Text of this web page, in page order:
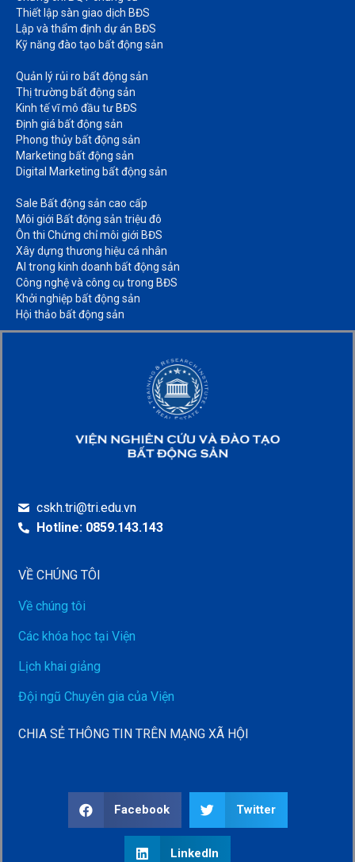
Thiết lập sàn giao dịch BĐS​
Lập và thẩm định dự án BĐS​
Kỹ năng đào tạo bất động sản​
Quản lý rủi ro bất động sản​
Thị trường bất động sản​
Kinh tế vĩ mô đầu tư BĐS​
Định giá bất động sản​
Phong thủy bất động sản​
Marketing bất động sản​
Digital Marketing bất động sản​
Sale Bất động sản cao cấp​
Môi giới Bất động sản triệu đô​
Ôn thi Chứng chỉ môi giới BĐS​
Xây dựng thương hiệu cá nhân​
AI trong kinh doanh bất động sản​
Công nghệ và công cụ trong BĐS​
Khởi nghiệp bất động sản​
Hội thảo bất động sản​
cskh.tri@tri.edu.vn
Hotline: 0859.143.143
VỀ CHÚNG TÔI
Về chúng tôi
Các khóa học tại Viện
Lịch khai giảng
Đội ngũ Chuyên gia của Viện
CHIA SẺ THÔNG TIN TRÊN MẠNG XÃ HỘI
Facebook Twitter
LinkedIn